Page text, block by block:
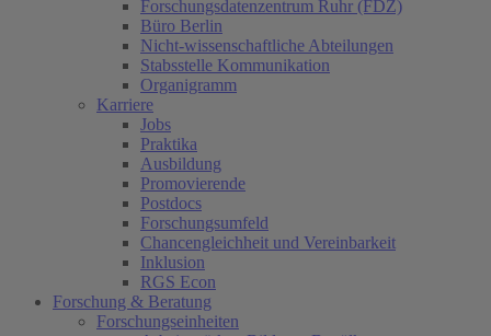
Forschungsdatenzentrum Ruhr (FDZ)
Büro Berlin
Nicht-wissenschaftliche Abteilungen
Stabsstelle Kommunikation
Organigramm
Karriere
Jobs
Praktika
Ausbildung
Promovierende
Postdocs
Forschungsumfeld
Chancengleichheit und Vereinbarkeit
Inklusion
RGS Econ
Forschung & Beratung
Forschungseinheiten